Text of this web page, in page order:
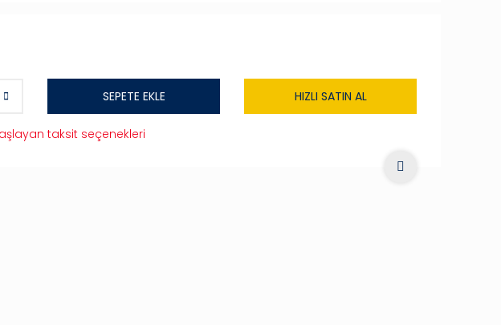
SEPETE EKLE HIZLI SATIN AL
taksit seçenekleri